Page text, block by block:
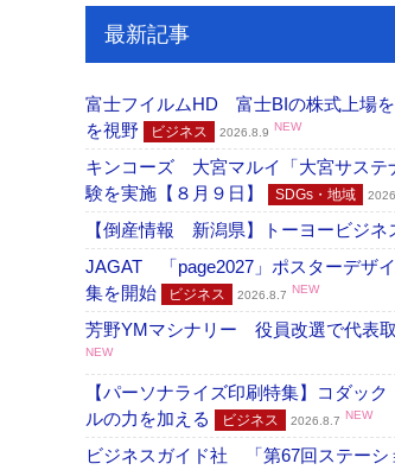
最新記事
富士フイルムHD 富士BIの株式上場
を視野
ビジネス 2026.8.9 NEW
キンコーズ 大宮マルイ「大宮サステ
験を実施【８月９日】
SDGs・地域
【倒産情報 新潟県】トーヨービジ
JAGAT 「page2027」ポスターデザ
集を開始
ビジネス 2026.8.7 NEW
芳野YMマシナリー 役員改選で代表
NEW
【パーソナライズ印刷特集】コダッ
ルの力を加える
ビジネス 2026.8.7 NEW
ビジネスガイド社 「第67回ステーシ